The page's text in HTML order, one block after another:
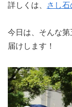
詳しくは、
さし石
今日は、そんな
届けします！